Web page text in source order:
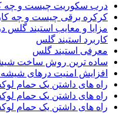
درب سکوریت چیست و چه
کرکره برقی چیست و چه
مزایا و معایب استیند گلس
کاربرد استیند گلس
معرفی استیند گلس
ساده ترین روش ساخت
افزایش امنیت درهای
راه های داشتن یک حمام
راه های داشتن یک حمام
راه های داشتن یک حمام